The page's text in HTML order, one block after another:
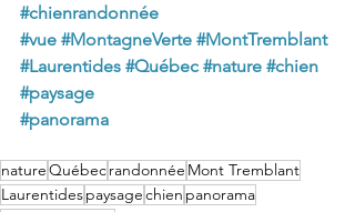
#chienrandonnée
#vue #MontagneVerte #MontTremblant
#Laurentides #Québec #nature #chien
#paysage
#panorama
natureQuébecrandonnée Mont Tremblant
Laurentidespaysagechien panorama